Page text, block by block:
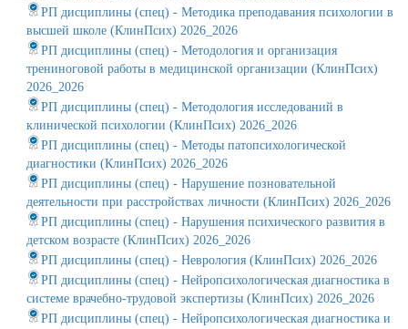
РП дисциплины (спец) - Методика преподавания психологии в
высшей школе (КлинПсих) 2026_2026
РП дисциплины (спец) - Методология и организация
трениноговой работы в медицинской организации (КлинПсих)
2026_2026
РП дисциплины (спец) - Методология исследований в
клинической психологии (КлинПсих) 2026_2026
РП дисциплины (спец) - Методы патопсихологической
диагностики (КлинПсих) 2026_2026
РП дисциплины (спец) - Нарушение позновательной
деятельности при расстройствах личности (КлинПсих) 2026_2026
РП дисциплины (спец) - Нарушения психического развития в
детском возрасте (КлинПсих) 2026_2026
РП дисциплины (спец) - Неврология (КлинПсих) 2026_2026
РП дисциплины (спец) - Нейропсихологическая диагностика в
системе врачебно-трудовой экспертизы (КлинПсих) 2026_2026
РП дисциплины (спец) - Нейропсихологическая диагностика и